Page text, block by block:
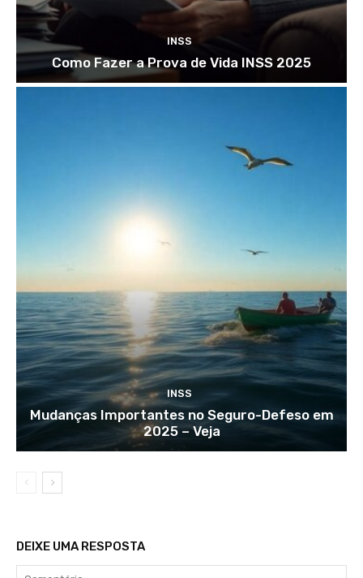
INSS
Como Fazer a Prova de Vida INSS 2025
INSS
Mudanças Importantes no Seguro-Defeso em
2025 – Veja
DEIXE UMA RESPOSTA